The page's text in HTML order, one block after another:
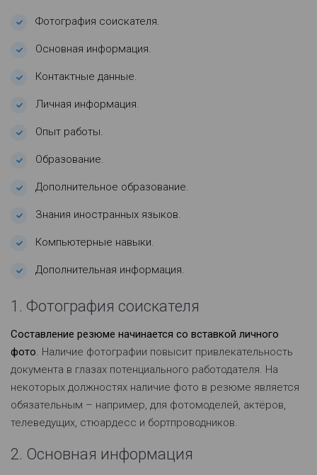
Фотография соискателя.
Основная информация.
Контактные данные.
Личная информация.
Опыт работы.
Образование.
Дополнительное образование.
Знания иностранных языков.
Компьютерные навыки.
Дополнительная информация.
1. Фотография соискателя
Составление резюме начинается со вставкой личного
фото. Наличие фотографии повысит привлекательность
документа в глазах потенциального работодателя. На
некоторых должностях наличие фото в резюме является
обязательным – например, для фотомоделей, актёров,
телеведущих, стюардесс и бортпроводников.
2. Основная информация